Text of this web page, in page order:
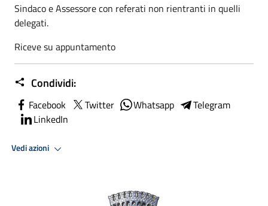
Sindaco e Assessore con referati non rientranti in quelli
delegati.
Riceve su appuntamento
Condividi:
Facebook Twitter Whatsapp
Telegram
LinkedIn
Vedi azioni